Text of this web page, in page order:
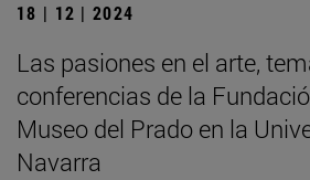
18 | 12 | 2024
Las pasiones en el arte,
conferencias de la
Museo del Prado en la
Navarra